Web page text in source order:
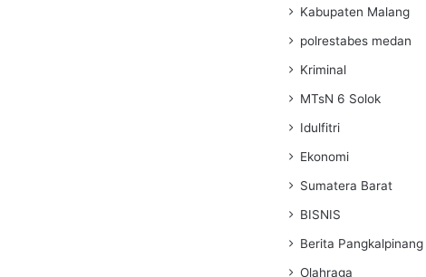
Kabupaten Malang
polrestabes medan
Kriminal
MTsN 6 Solok
Idulfitri
Ekonomi
Sumatera Barat
BISNIS
Berita Pangkalpinang
Olahraga